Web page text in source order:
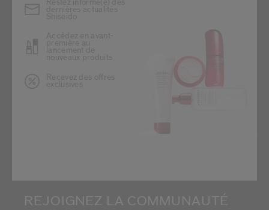
REJOIGNEZ LA COMMUNAUTÉ